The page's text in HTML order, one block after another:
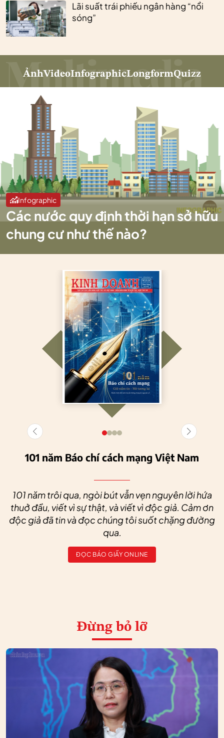
Lãi suất trái phiếu ngân hàng “nổi
sóng”
ẢnhVideoInfographicLongformQuizz
Infographic
Các nước quy định thời hạn sở hữu
chung cư như thế nào?
101 năm Báo chí cách mạng Việt Nam
101 năm trôi qua, ngòi bút vẫn vẹn nguyên lời hứa
thuở đầu, viết vì sự thật, và viết vì độc giả. Cảm ơn
độc giả đã tin và đọc chúng tôi suốt chặng đường
qua.
ĐỌC BÁO GIẤY ONLINE
Đừng bỏ lỡ